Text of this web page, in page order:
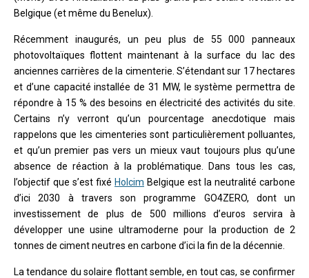
Belgique (et même du Benelux).
Récemment inaugurés, un peu plus de 55 000 panneaux
photovoltaïques flottent maintenant à la surface du lac des
anciennes carrières de la cimenterie. S’étendant sur 17 hectares
et d’une capacité installée de 31 MW, le système permettra de
répondre à 15 % des besoins en électricité des activités du site.
Certains n’y verront qu’un pourcentage anecdotique mais
rappelons que les cimenteries sont particulièrement polluantes,
et qu’un premier pas vers un mieux vaut toujours plus qu’une
absence de réaction à la problématique. Dans tous les cas,
l’objectif que s’est fixé Holcim Belgique est la neutralité carbone
d’ici 2030 à travers son programme GO4ZERO, dont un
investissement de plus de 500 millions d’euros servira à
développer une usine ultramoderne pour la production de 2
tonnes de ciment neutres en carbone d’ici la fin de la décennie.
La tendance du solaire flottant semble, en tout cas, se confirmer